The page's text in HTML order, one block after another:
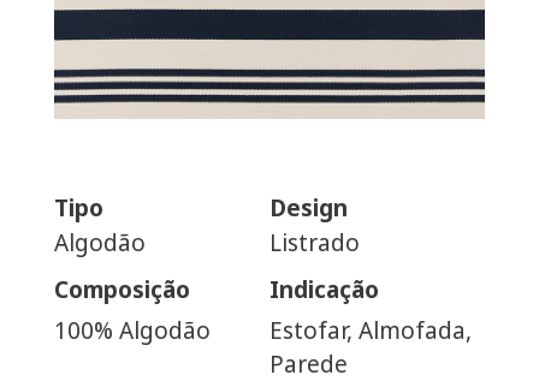
Tipo
Algodão
Design
Listrado
Composição
100% Algodão
Indicação
Estofar, Almofada,
Parede